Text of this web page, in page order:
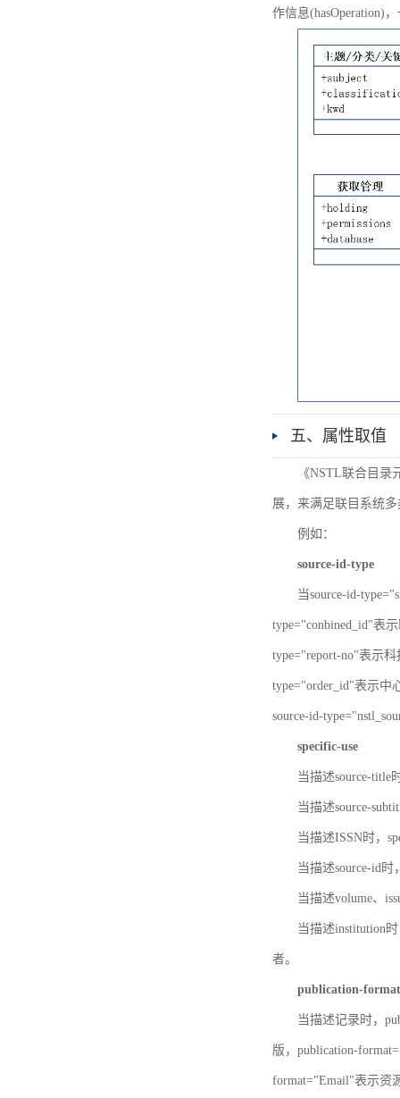
作信息(hasOperation)
五、属性取值
《NSTL联合目
展，来满足联目系统
例如：
source-id-type
当source-id-
type="conbined_id"表
type="report-no"表示
type="order_id"表示中
source-id-
specific-use
当描述source-title
当描述source-
当描述ISSN时，
当描述source-id
当描述volume、
当描述institution
者。
publication-format
当描述记录时，
版，publication-
format="Email"表示资